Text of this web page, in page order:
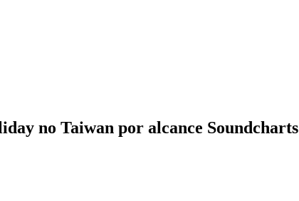
no Taiwan por alcance Soundcharts